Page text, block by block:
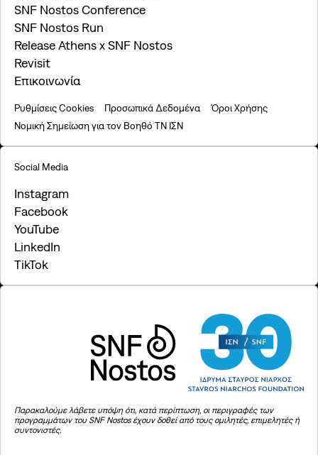
SNF Nostos Conference
SNF Nostos Run
Release Athens x SNF Nostos
Revisit
Επικοινωνία
Ρυθμίσεις Cookies Προσωπικά Δεδομένα
Όροι Χρήσης
Νομική Σημείωση για τον Βοηθό ΤΝ ΙΣΝ
Social Media
Instagram
Facebook
YouTube
LinkedIn
TikTok
Παρακαλούμε λάβετε υπόψη ότι, κατά περίπτωση, οι περιγραφές των
προγραμμάτων του SNF Nostos έχουν δοθεί από τους ομιλητές, επιμελητές ή
συντονιστές.